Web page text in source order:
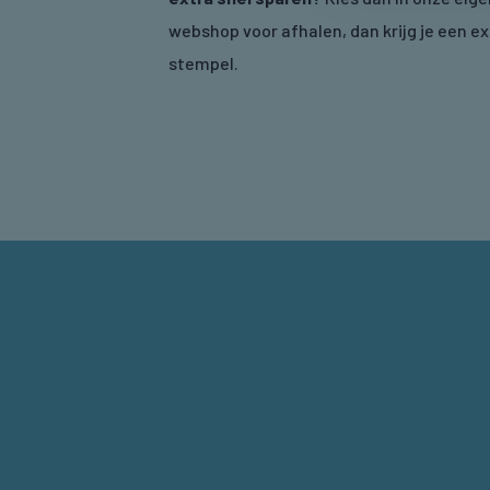
webshop voor afhalen, dan krijg je een
stempel.